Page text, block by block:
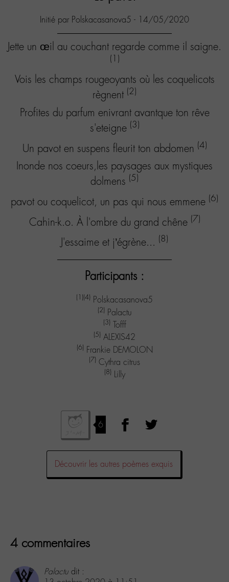
Initié par Polskacasanova5 - 14/05/2020
Jette un œil au couchant regarde comme il saigne.
(1)
Vois les champs rougeoyants où les coquelicots
règnent (2)
Profites du parfum enivrant avantque ton rêve
s'eteigne (3)
Un pavot en suspens fleurit ton abdomen (4)
Inonde nos coeurs,les paysages aux mystiques
dolmens (5)
pavot ou coquelicot, un pas qui nous emmene (6)
Cahin-k.o. À l'ombre du grand chêne (7)
J'essaime et j’égrène... (8)
Participants :
(1)(4) Polskacasanova5
(2) Palactu
(3) Tofff
(5) ALEXIS42
(6) Frankie DEMOLON
(7) Cythra citrus
(8) Lilly
6
Découvrir les autres poèmes exquis
4 commentaires
Palactu dit :